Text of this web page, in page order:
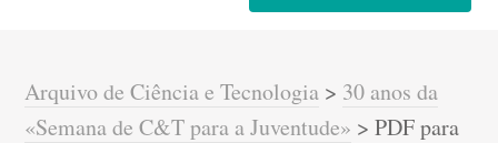
Arquivo de Ciência e Tecnologia > 30 anos da
«Semana de C&T para a Juventude» >PDF para